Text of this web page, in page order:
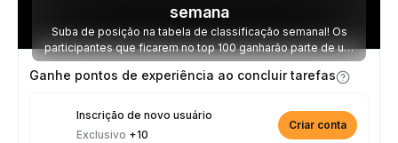
semana
Suba de posição na tabela de classificação semanal! Os
participantes que ficarem no top 100 ganharão parte de um
prêmio de 2.500 USDT toda semana.
Ganhe pontos de experiência ao concluir tarefas
Inscrição de novo usuário
Exclusivo +10
Criar conta